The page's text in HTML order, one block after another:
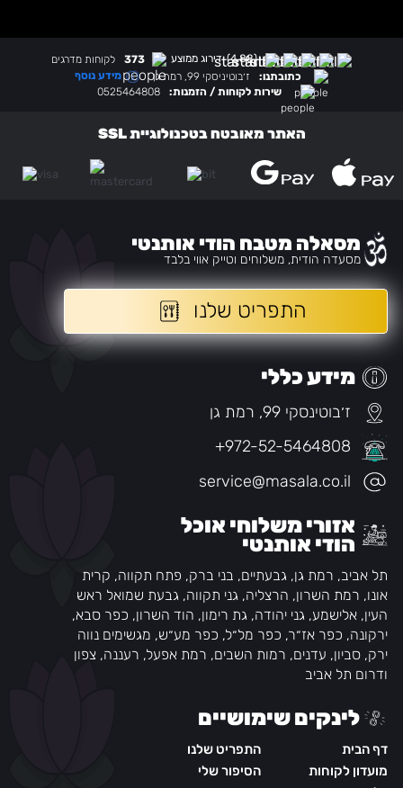
מידע נוסף כתובתנו:
ז׳בוטיניסקי 99, רמת גן
שירות לקוחות / הזמנות:
0525464808
373 לקוחות מדרגים (4.88) דירוג ממוצע
האתר מאובטח בטכנולוגיית SSL
מסאלה מטבח הודי אותנטי
מסעדה הודית, משלוחים וטייק אווי בלבד
התפריט שלנו
מידע כללי
ז׳בוטינסקי 99, רמת גן
+972-52-5464808
service@masala.co.il
אזורי משלוחי אוכל
הודי אותנטי
תל אביב, רמת גן, גבעתיים, בני ברק, פתח תקווה, קרית
אונו, רמת השרון, הרצליה, גני תקווה, גבעת שמואל ראש
העין, אלישמע, גני יהודה, גת רימון, הוד השרון, כפר סבא,
ירקונה, כפר אז״ר, כפר מל״ל, כפר מע״ש, מגשימים נווה
ירק, סביון, עדנים, רמות השבים, רמת אפעל, רעננה, צפון
ודרום תל אביב
לינקים שימושיים
דף הבית
התפריט שלנו
מועדון לקוחות
הסיפור שלי